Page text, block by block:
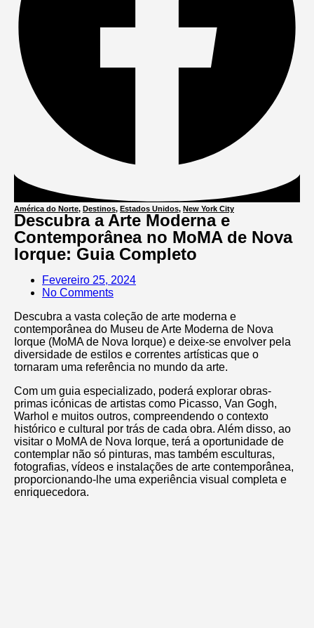
América do Norte, Destinos, Estados Unidos, New York City
Descubra a Arte Moderna e
Contemporânea no MoMA de Nova
Iorque: Guia Completo
Fevereiro 25, 2024
No Comments
Descubra a vasta coleção de arte moderna e
contemporânea do Museu de Arte Moderna de Nova
Iorque (MoMA de Nova Iorque) e deixe-se envolver pela
diversidade de estilos e correntes artísticas que o
tornaram uma referência no mundo da arte.
Com um guia especializado, poderá explorar obras-
primas icónicas de artistas como Picasso, Van Gogh,
Warhol e muitos outros, compreendendo o contexto
histórico e cultural por trás de cada obra. Além disso, ao
visitar o MoMA de Nova Iorque, terá a oportunidade de
contemplar não só pinturas, mas também esculturas,
fotografias, vídeos e instalações de arte contemporânea,
proporcionando-lhe uma experiência visual completa e
enriquecedora.